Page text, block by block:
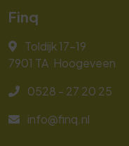
Finq
Toldijk 17-19
7901 TA Hoogeveen
0528 - 27 20 25
info@finq.nl